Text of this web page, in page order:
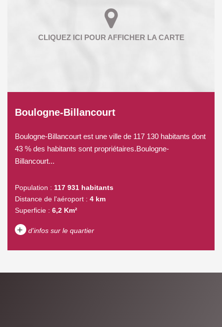
Boulogne-Billancourt
Boulogne-Billancourt est une ville de 117 130 habitants dont
43 % des habitants sont propriétaires.Boulogne-
Billancourt...
Population : 117 931 habitants
Distance de l'aéroport : 4 km
Superficie : 6,2 Km²
+ d'infos sur le quartier